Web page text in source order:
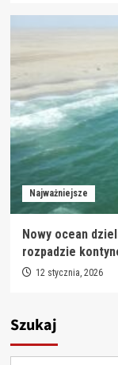
Najważniejsze
Nowy ocean
rozpadzie
12 stycznia, 2026
Szukaj